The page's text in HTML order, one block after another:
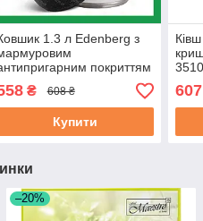
1.3 л Edenberg з
покриттям
литий алюміній (EB-8044)
₴ 608 ₴
Купити
Ківш
607
–20%